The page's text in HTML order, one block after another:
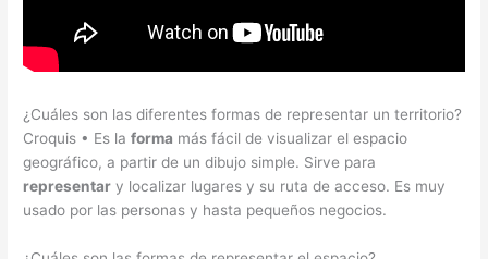
¿Cuáles son las diferentes formas de representar un territorio?
Croquis • Es laforma más fácil de visualizar el espacio
geográfico, a partir de un dibujo simple. Sirve para
representar y localizar lugares y su ruta de acceso. Es muy
usado por las personas y hasta pequeños negocios.